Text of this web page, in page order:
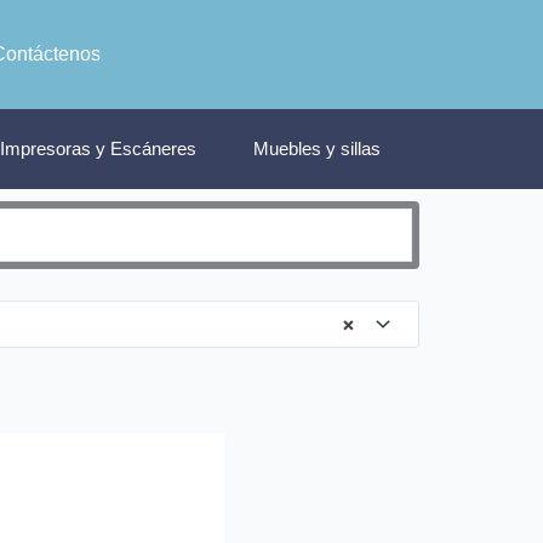
Impresoras y Escáneres Muebles y sillas
×